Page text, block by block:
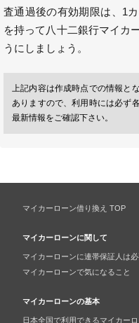
査通過後の有効期限は、1
を持って八十二銀行マイカ
うにしましょう。
上記内容は作成時点での情報と
ありますので、利用時には必ず
最新情報をご確認下さい。
マイカーローン借り換え TOP
マイカーローンに関して
マイカーローンに連帯保証人は
マイカーローンで気になること
マイカーローンの基本
日本全国で利用できるマイカー